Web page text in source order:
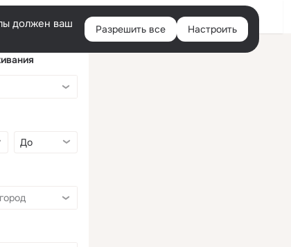
Войти
должен ваш
Разрешить все Настроить